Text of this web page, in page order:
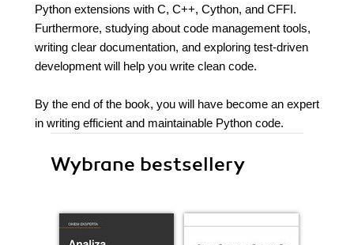
Python extensions with C, C++, Cython, and CFFI.
Furthermore, studying about code management tools,
writing clear documentation, and exploring test-driven
development will help you write clean code.
By the end of the book, you will have become an expert
in writing efficient and maintainable Python code.
Wybrane bestsellery